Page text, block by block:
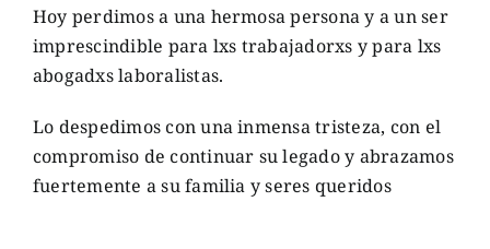
Hoy perdimos a una hermosa persona y a un ser
imprescindible para lxs trabajadorxs y para lxs
abogadxs laboralistas.
Lo despedimos con una inmensa tristeza, con el
compromiso de continuar su legado y abrazamos
fuertemente a su familia y seres queridos